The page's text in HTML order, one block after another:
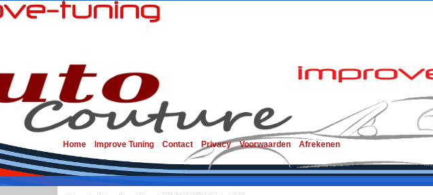
Home Improve Tuning Contact Privacy Voorwaarden Afrekenen